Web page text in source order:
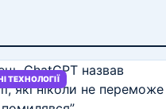
ТЕХНОЛОГІЇ